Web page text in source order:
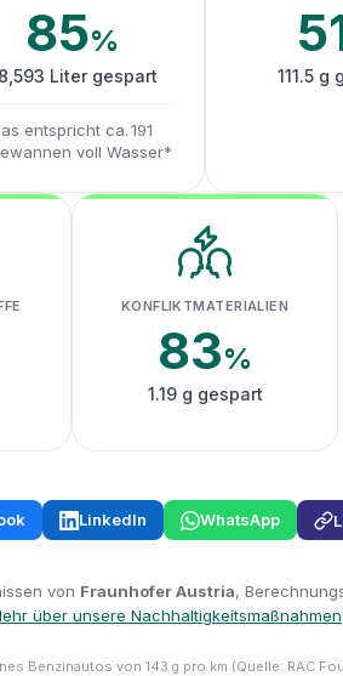
85%
Liter gespart
entspricht ca. 191
voll Wasser*
111.5 g
KONFLIKTMATERIALIEN
83%
1.19 g gespart
LinkedIn WhatsApp
von Fraunhofer Austria,
über unsere Nachhaltigkeitsmaßnahmen
Benzinautos von 143 g pro km (Quelle: RAC